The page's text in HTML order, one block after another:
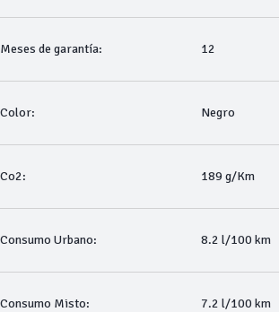
Meses de garantía: 12
Color: Negro
Co2: 189 g/Km
Consumo Urbano: 8.2 l/100 km
Consumo Misto: 7.2 l/100 km